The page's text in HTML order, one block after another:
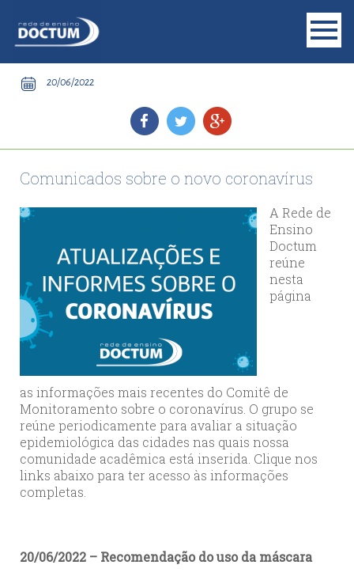
20/06/2022
Comunicados sobre o novo coronavírus
A Rede de
Ensino
Doctum
reúne
nesta
página
as informações mais recentes do Comitê de
Monitoramento sobre o coronavírus. O grupo se
reúne periodicamente para avaliar a situação
epidemiológica das cidades nas quais nossa
comunidade acadêmica está inserida. Clique nos
links abaixo para ter acesso às informações
completas.
20/06/2022 – Recomendação do uso da máscara